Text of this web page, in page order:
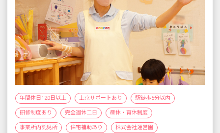
年間休日120日以上 上京サポートあり 駅徒歩5分以内
研修制度あり 完全週休二日 産休・育休制度
事業所内託児所 住宅補助あり 株式会社運営園